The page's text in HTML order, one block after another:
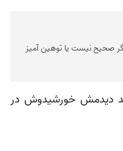
صحیح نیست یا توهین آمیز
دیدمش خورشیدوش در